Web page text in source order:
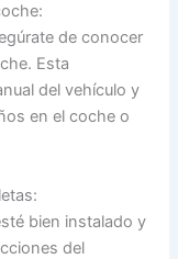
de conocer
Esta
del vehículo y
en el coche o
bien instalado y
del